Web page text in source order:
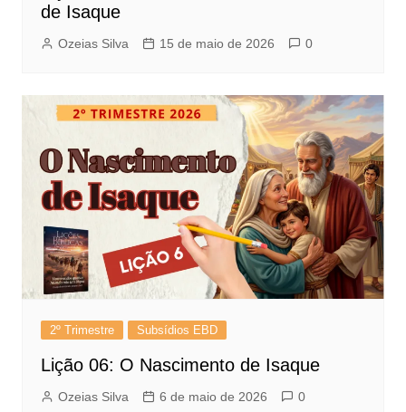
de Isaque
Ozeias Silva 15 de maio de 2026 0
2º Trimestre Subsídios EBD
Lição 06: O Nascimento de Isaque
Ozeias Silva 6 de maio de 2026 0